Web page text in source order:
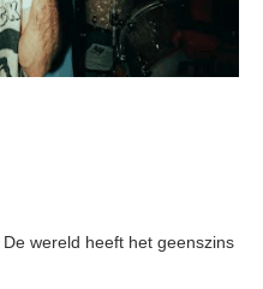
wereld heeft het geenszins